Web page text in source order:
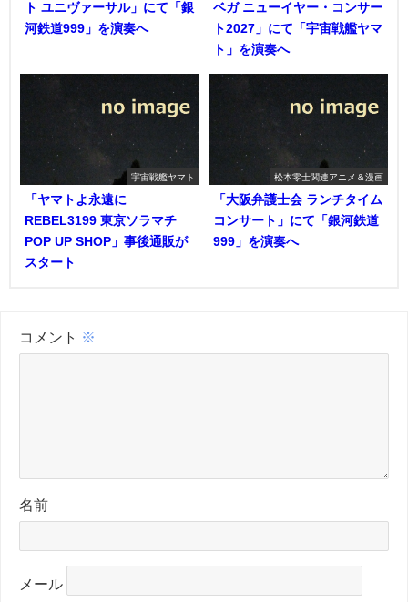
ト ユニヴァーサル」にて「銀
河鉄道999」を演奏へ
ベガ ニューイヤー・コンサー
ト2027」にて「宇宙戦艦ヤマ
ト」を演奏へ
宇宙戦艦ヤマト
「ヤマトよ永遠に
REBEL3199 東京ソラマチ
POP UP SHOP」事後通販が
スタート
松本零士関連アニメ＆漫画
「大阪弁護士会 ランチタイム
コンサート」にて「銀河鉄道
999」を演奏へ
コメント ※
名前
メール